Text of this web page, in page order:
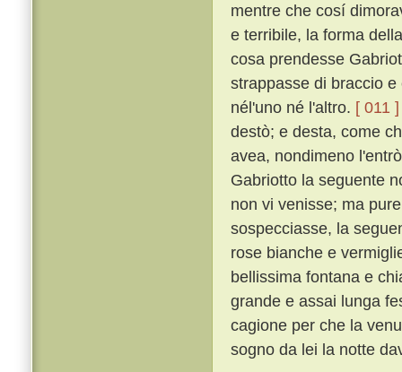
mentre che cosí
e terribile, la forma
cosa prendesse
strappasse di braccio
nél'uno né l'altro. [ 011 ]
destò; e desta, come
avea, nondimeno
Gabriotto la seguente
non vi venisse; ma
sospecciasse, la
rose bianche e
bellissima fontana e
grande e assai lunga
cagione per che la
sogno da lei la notte